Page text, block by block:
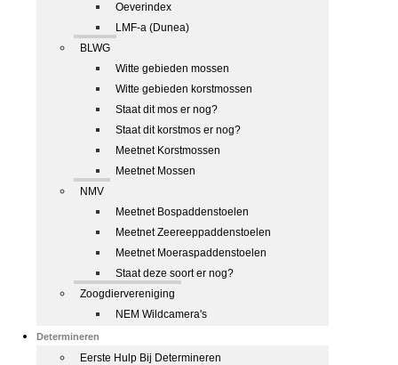
Oeverindex
LMF-a (Dunea)
BLWG
Witte gebieden mossen
Witte gebieden korstmossen
Staat dit mos er nog?
Staat dit korstmos er nog?
Meetnet Korstmossen
Meetnet Mossen
NMV
Meetnet Bospaddenstoelen
Meetnet Zeereeppaddenstoelen
Meetnet Moeraspaddenstoelen
Staat deze soort er nog?
Zoogdiervereniging
NEM Wildcamera's
Determineren
Eerste Hulp Bij Determineren